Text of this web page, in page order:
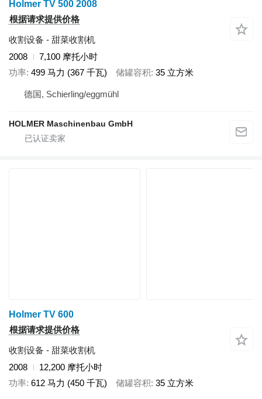
Holmer TV 500 2008
根据请求提供价格
收割设备 - 甜菜收割机
2008
7,100 摩托小时
功率 499 马力 (367 千瓦) 储罐容积 35 立方米
德国, Schierling/eggmühl
HOLMER Maschinenbau GmbH
Holmer TV 600
根据请求提供价格
收割设备 - 甜菜收割机
2008
12,200 摩托小时
功率 612 马力 (450 千瓦) 储罐容积 35 立方米